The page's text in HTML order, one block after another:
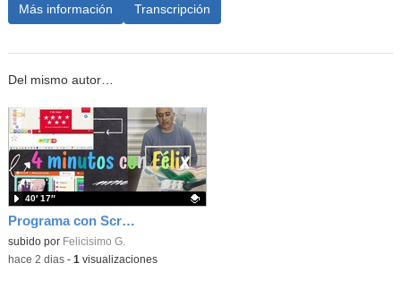
Más información Transcripción
Del mismo autor…
Programa con Scratch, 8 diferentes juegos para vivir la emoción de los partidos de España en el mundial 2026
Contenido educativo.
subido por Felicisimo G.
40′ 17″
-hace 2 dias- 1 visualizaciones